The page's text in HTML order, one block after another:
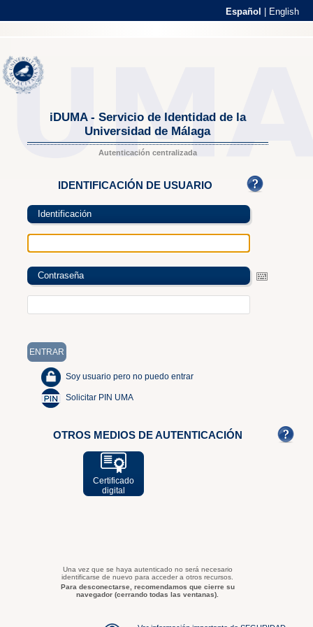
Español English
iDUMA - Servicio de Identidad de la
Universidad de Málaga
Autenticación centralizada
IDENTIFICACIÓN DE USUARIO
Identificación
Contraseña
Soy usuario pero no puedo entrar
Solicitar PIN UMA
OTROS MEDIOS DE AUTENTICACIÓN
Certificado
digital
Una vez que se haya autenticado no será necesario
identificarse de nuevo para acceder a otros recursos.
Para desconectarse, recomendamos que cierre su
navegador (cerrando todas las ventanas).